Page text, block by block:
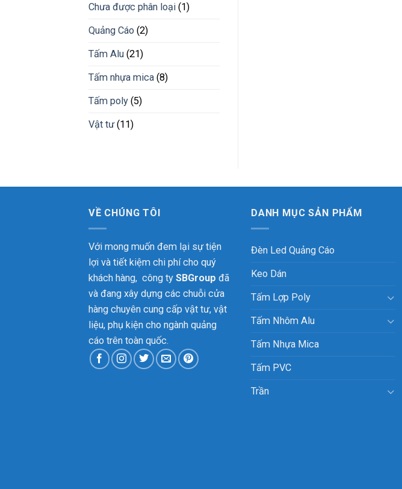
Chưa được phân loại (1)
Quảng Cáo (2)
Tấm Alu (21)
Tấm nhựa mica (8)
Tấm poly (5)
Vật tư(11)
VỀ CHÚNG TÔI
Với mong muốn đem lại sự tiện
lợi và tiết kiệm chi phí cho quý
khách hàng, công ty SBGroup đã
và đang xây dựng các chuỗi cửa
hàng chuyên cung cấp vật tư, vật
liệu, phụ kiện cho ngành quảng
cáo trên toàn quốc.
DANH MỤC SẢN PHẨM
Đèn Led Quảng Cáo
Keo Dán
Tấm Lợp Poly
Tấm Nhôm Alu
Tấm Nhựa Mica
Tấm PVC
Trần